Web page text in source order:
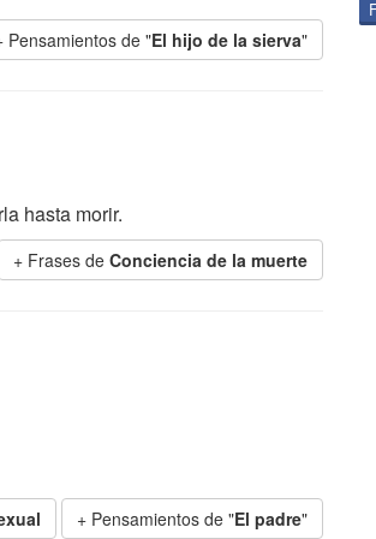
Pensamientos de "El hijo de la sierva"
hasta morir.
+ Frases de Conciencia de la muerte
+ Pensamientos de "El padre"